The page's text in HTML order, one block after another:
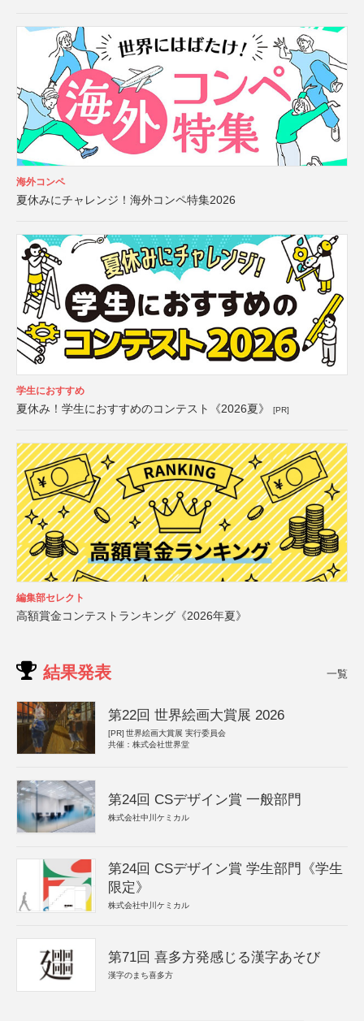
海外コンペ
夏休みにチャレンジ！海外コンペ特集2026
学生におすすめ
夏休み！学生におすすめのコンテスト《2026夏》 [PR]
編集部セレクト
高額賞金コンテストランキング《2026年夏》
結果発表 一覧
第22回 世界絵画大賞展 2026
[PR] 世界絵画大賞展 実行委員会
共催：株式会社世界堂
第24回 CSデザイン賞 一般部門
株式会社中川ケミカル
第24回 CSデザイン賞 学生部門《学生
限定》
株式会社中川ケミカル
第71回 喜多方発感じる漢字あそび
漢字のまち喜多方